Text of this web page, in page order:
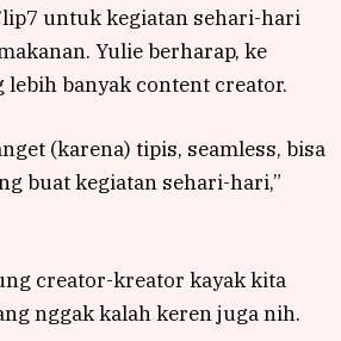
untuk kegiatan sehari-hari
Yulie berharap, ke
lebih banyak content creator.
(karena) tipis, seamless, bisa
buat kegiatan sehari-hari,”
creator-kreator kayak kita
nggak kalah keren juga nih.